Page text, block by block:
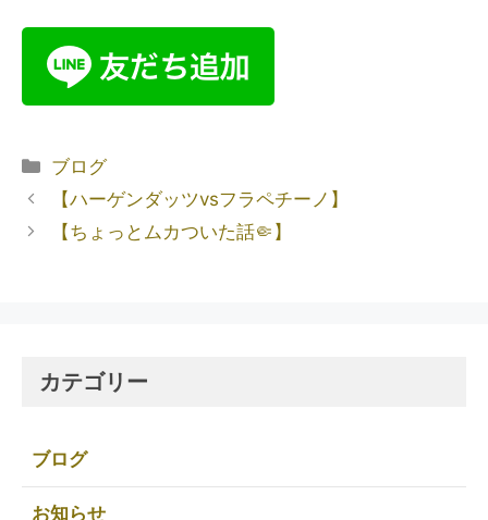
ブログ
【ハーゲンダッツvsフラペチーノ】
【ちょっとムカついた話🤏】
カテゴリー
ブログ
お知らせ